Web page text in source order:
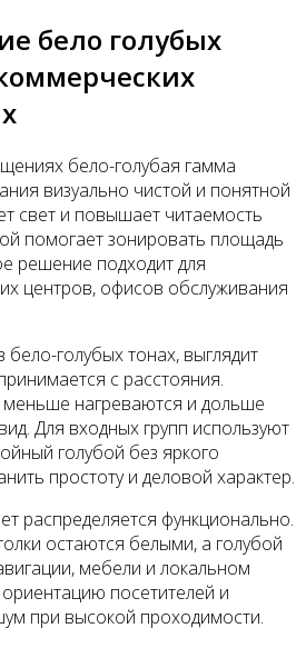
бело голубых
бело-голубая гамма
визуально чистой и понятной
свет и повышает читаемость
помогает зонировать площадь
решение подходит для
центров, офисов обслуживания
голубых тонах, выглядит
с расстояния.
нагреваются и дольше
Для входных групп используют
голубой без яркого
простоту и деловой характер.
распределяется функционально.
остаются белыми, а голубой
мебели и локальном
посетителей и
при высокой проходимости.